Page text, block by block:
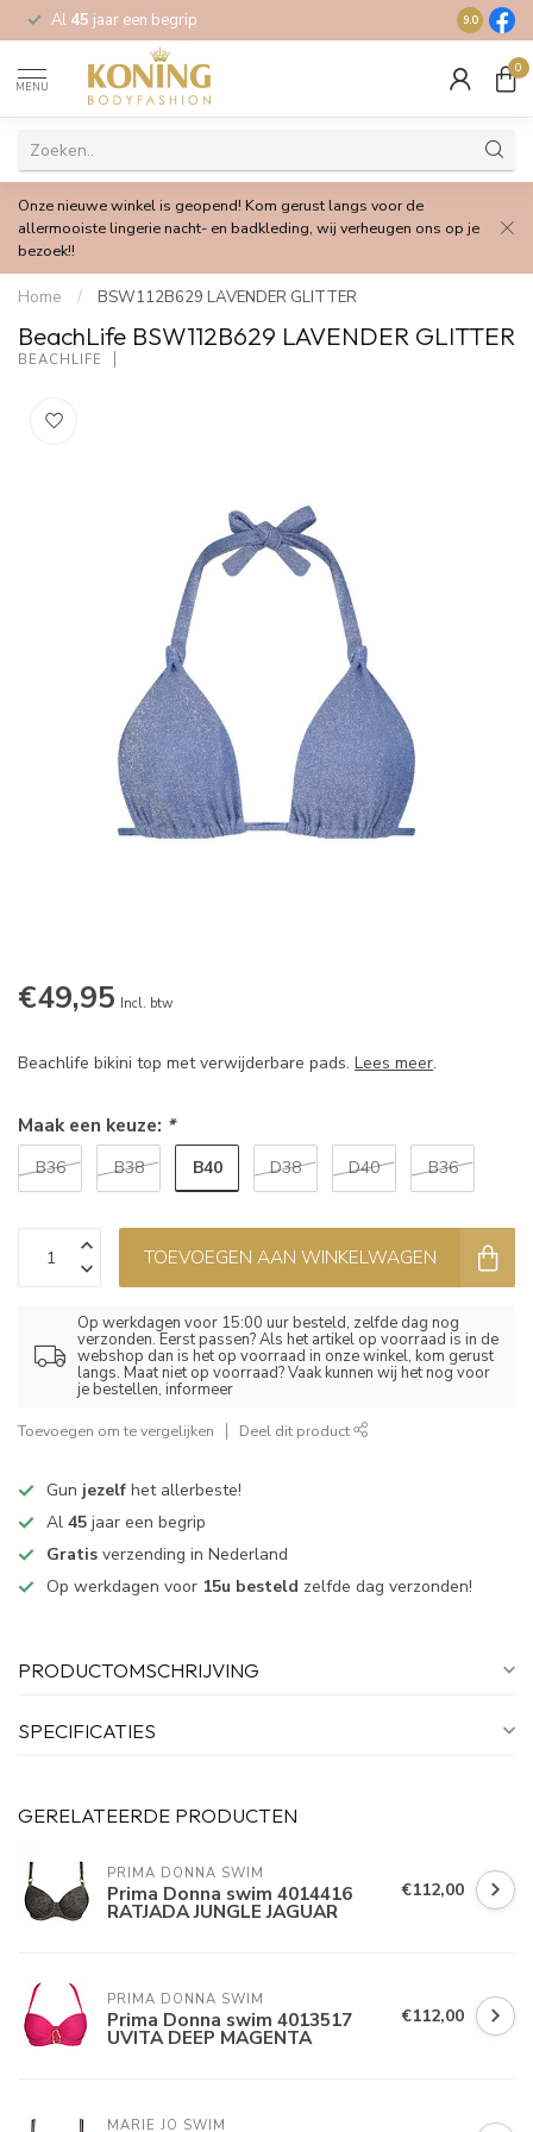
Al 45 jaar een begrip Gratis
9.0
MENU
0
Onze nieuwe winkel is geopend! Kom gerust langs voor de
allermooiste lingerie nacht- en badkleding, wij verheugen ons op je
bezoek!!
Home / BSW112B629 LAVENDER GLITTER
BeachLife BSW112B629 LAVENDER GLITTER
BEACHLIFE
€49,95 Incl. btw
Beachlife bikini top met verwijderbare pads. Lees meer.
Maak een keuze: *
B36 B38 B40 D38 D40 B36
TOEVOEGEN AAN WINKELWAGEN
Op werkdagen voor 15:00 uur besteld, zelfde dag nog
verzonden. Eerst passen? Als het artikel op voorraad is in de
webshop dan is het op voorraad in onze winkel, kom gerust
langs. Maat niet op voorraad? Vaak kunnen wij het nog voor
je bestellen, informeer
Toevoegen om te vergelijken Deel dit product
Gun jezelf het allerbeste!
Al 45 jaar een begrip
Gratis verzending in Nederland
Op werkdagen voor 15u besteld zelfde dag verzonden!
PRODUCTOMSCHRIJVING
SPECIFICATIES
GERELATEERDE PRODUCTEN
PRIMA DONNA SWIM
Prima Donna swim 4014416
RATJADA JUNGLE JAGUAR
€112,00
PRIMA DONNA SWIM
Prima Donna swim 4013517
UVITA DEEP MAGENTA
€112,00
MARIE JO SWIM